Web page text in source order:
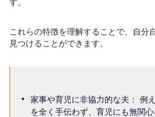
す。
これらの特徴を理解することで、自分
見つけることができます。
家事や育児に非協力的な夫： 例
を全く手伝わず、育児にも無関